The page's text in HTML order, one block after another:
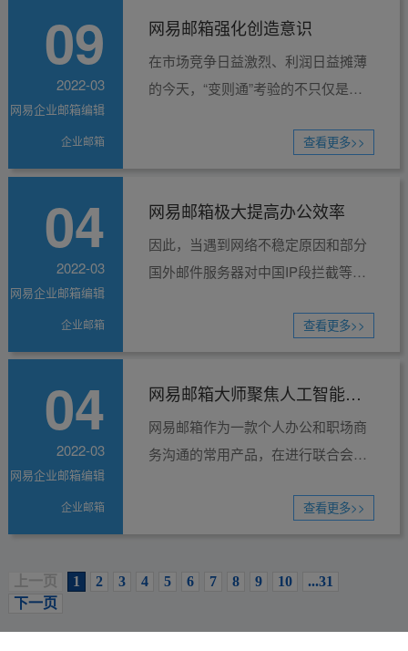
09
2022-03
网易企业邮箱编辑
企业邮箱
网易邮箱强化创造意识
在市场竞争日益激烈、利润日益摊薄
的今天，“变则通”考验的不只仅是企
实力。在国家经济大环境下，电子商
务取得迅猛的成长，...
查看更多>>
04
2022-03
网易企业邮箱编辑
企业邮箱
网易邮箱极大提高办公效率
因此，当遇到网络不稳定原因和部分
国外邮件服务器对中国IP段拦截等问
的海外邮件单独拎出来走安全链路，
但不会对其它正常邮件...
查看更多>>
04
2022-03
网易企业邮箱编辑
企业邮箱
网易邮箱大师聚焦人工智能技
术
网易邮箱作为一款个人办公和职场商
务沟通的常用产品，在进行联合会员
入融合的趋势，以及职场中办公场景
在使用和体验需求中不...
查看更多>>
上一页 1 2 3 4 5 6 7 8 9 10
...31
下一页